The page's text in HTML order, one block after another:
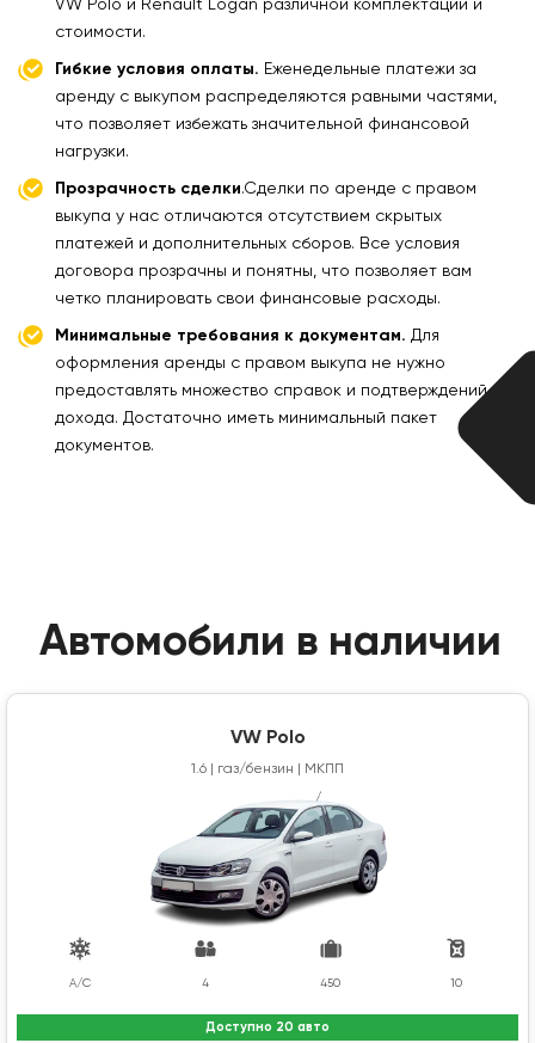
VW Polo и Renault Logan различной комплектации и
стоимости.
Гибкие условия оплаты. Еженедельные платежи за
аренду с выкупом распределяются равными частями,
что позволяет избежать значительной финансовой
нагрузки.
Прозрачность сделки.Сделки по аренде с правом
выкупа у нас отличаются отсутствием скрытых
платежей и дополнительных сборов. Все условия
договора прозрачны и понятны, что позволяет вам
четко планировать свои финансовые расходы.
Минимальные требования к документам. Для
оформления аренды с правом выкупа не нужно
предоставлять множество справок и подтверждений
дохода. Достаточно иметь минимальный пакет
документов.
Автомобили в наличии
VW Polo
1.6 | газ/бензин | МКПП
A/C 4 450 10
Доступно 20 авто